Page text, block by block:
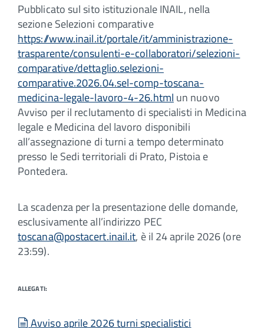
Pubblicato sul sito istituzionale INAIL, nella
sezione Selezioni comparative
https://www.inail.it/portale/it/amministrazione-
trasparente/consulenti-e-collaboratori/selezioni-
comparative/dettaglio.selezioni-
comparative.2026.04.sel-comp-toscana-
medicina-legale-lavoro-4-26.html un nuovo
Avviso per il reclutamento di specialisti in Medicina
legale e Medicina del lavoro disponibili
all’assegnazione di turni a tempo determinato
presso le Sedi territoriali di Prato, Pistoia e
Pontedera.
La scadenza per la presentazione delle domande,
esclusivamente all’indirizzo PEC
toscana@postacert.inail.it, è il 24 aprile 2026 (ore
23:59).
ALLEGATI:
document
Avviso aprile 2026 turni specialistici